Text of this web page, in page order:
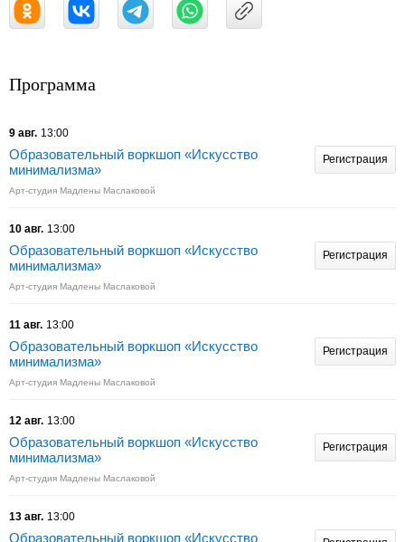
Программа
9 авг. 13:00
Образовательный воркшоп «Искусство
минимализма»
Арт-студия Мадлены Маслаковой
Регистрация
10 авг. 13:00
Образовательный воркшоп «Искусство
минимализма»
Арт-студия Мадлены Маслаковой
Регистрация
11 авг. 13:00
Образовательный воркшоп «Искусство
минимализма»
Арт-студия Мадлены Маслаковой
Регистрация
12 авг. 13:00
Образовательный воркшоп «Искусство
минимализма»
Арт-студия Мадлены Маслаковой
Регистрация
13 авг. 13:00
Образовательный воркшоп «Искусство